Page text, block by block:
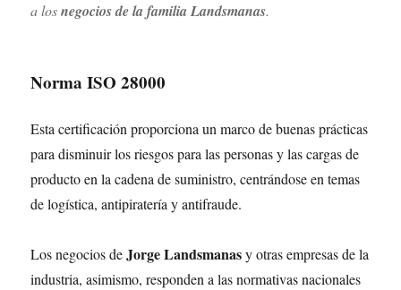
a losnegocios de la familia Landsmanas.
Norma ISO 28000
Esta certificación proporciona un marco de buenas prácticas
para disminuir los riesgos para las personas y las cargas de
producto en la cadena de suministro, centrándose en temas
de logística, antipiratería y antifraude.
Los negocios deJorge Landsmanasy otras empresas de la
industria, asimismo, responden a las normativas nacionales